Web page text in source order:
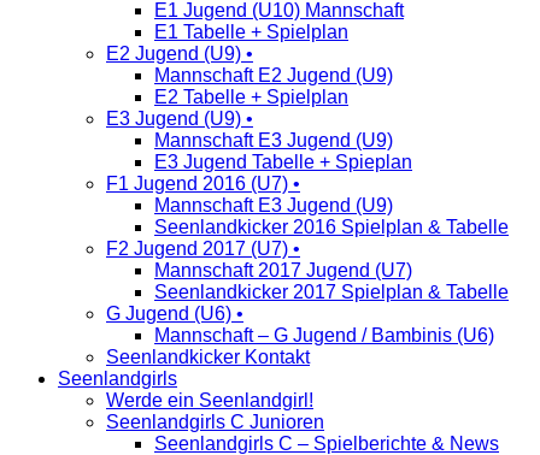
E1 Jugend (U10) Mannschaft
E1 Tabelle + Spielplan
E2 Jugend (U9) •
Mannschaft E2 Jugend (U9)
E2 Tabelle + Spielplan
E3 Jugend (U9) •
Mannschaft E3 Jugend (U9)
E3 Jugend Tabelle + Spieplan
F1 Jugend 2016 (U7) •
Mannschaft E3 Jugend (U9)
Seenlandkicker 2016 Spielplan & Tabelle
F2 Jugend 2017 (U7) •
Mannschaft 2017 Jugend (U7)
Seenlandkicker 2017 Spielplan & Tabelle
G Jugend (U6) •
Mannschaft – G Jugend / Bambinis (U6)
Seenlandkicker Kontakt
Seenlandgirls
Werde ein Seenlandgirl!
Seenlandgirls C Junioren
Seenlandgirls C – Spielberichte & News